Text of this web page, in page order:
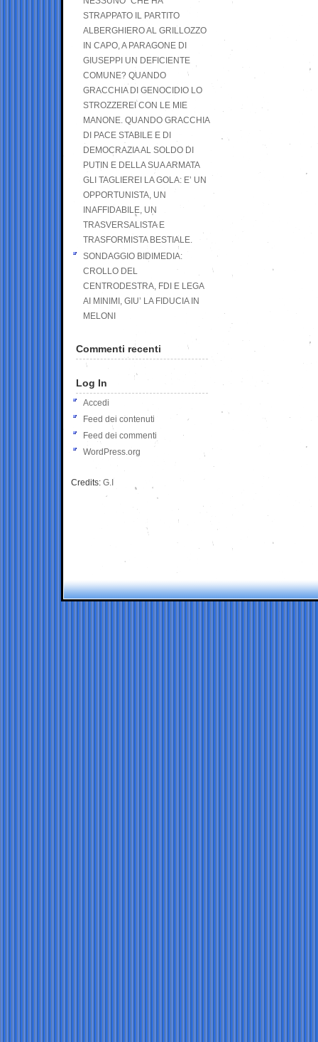
STRAPPATO IL PARTITO
ALBERGHIERO AL GRILLOZZO
IN CAPO, A PARAGONE DI
GIUSEPPI UN DEFICIENTE
COMUNE? QUANDO
GRACCHIA DI GENOCIDIO LO
STROZZEREI CON LE MIE
MANONE. QUANDO GRACCHIA
DI PACE STABILE E DI
DEMOCRAZIA AL SOLDO DI
PUTIN E DELLA SUA ARMATA
GLI TAGLIEREI LA GOLA: E’ UN
OPPORTUNISTA, UN
INAFFIDABILE, UN
TRASVERSALISTA E
TRASFORMISTA BESTIALE.
SONDAGGIO BIDIMEDIA:
CROLLO DEL
CENTRODESTRA, FDI E LEGA
AI MINIMI, GIU’ LA FIDUCIA IN
MELONI
Commenti recenti
Log In
Accedi
Feed dei contenuti
Feed dei commenti
WordPress.org
Credits: G.I